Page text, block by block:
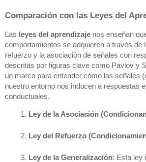
Comparación con las Leyes del
Las leyes del aprendizaje nos enseñan
comportamientos se adquieren a través de
refuerzo y la asociación de señales con
descritas por figuras clave como Pavlov y
un marco para entender cómo las señales
nuestro entorno nos inducen a respuestas
conductuales.
Ley de la Asociación
Ley del Refuerzo
Ley de la Generalización: Esta ley